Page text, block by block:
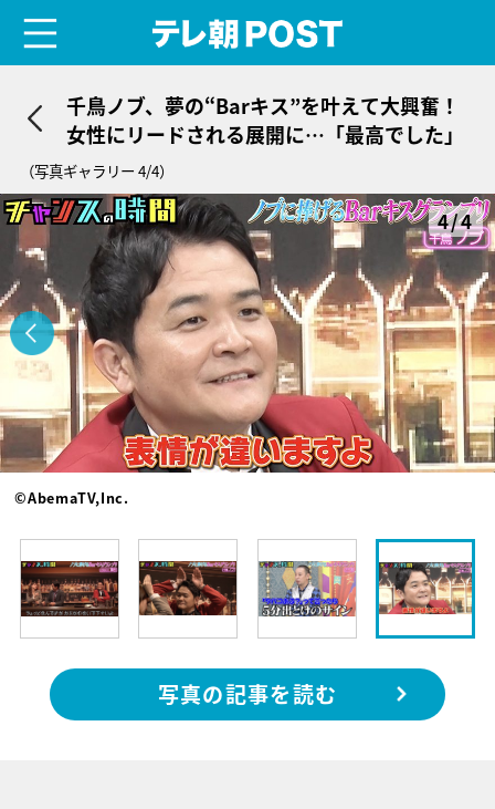
千鳥ノブ、夢の“Barキス”を叶えて大興奮！
女性にリードされる展開に…「最高でした」
（写真ギャラリー 4/4）
4/4
©AbemaTV,Inc.
写真の記事を読む